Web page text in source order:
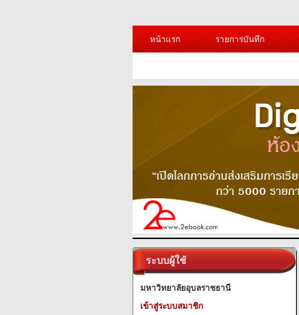
หน้าแรก
รายการบันทึก
ระบบผู้ใช้
มหาวิทยาลัยอุบลราชธานี
เข้าสู่ระบบสมาชิก